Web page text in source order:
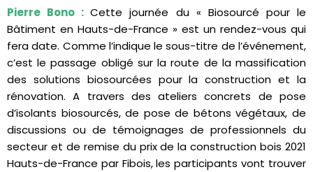
Pierre Bono :Cette journée du « Biosourcé pour le
Bâtiment en Hauts-de-France » est un rendez-vous qui
fera date. Comme l’indique le sous-titre de l’événement,
c’est le passage obligé sur la route de la massification
des solutions biosourcées pour la construction et la
rénovation. A travers des ateliers concrets de pose
d’isolants biosourcés, de pose de bétons végétaux, de
discussions ou de témoignages de professionnels du
secteur et de remise du prix de la construction bois 2021
Hauts-de-France par Fibois, les participants vont trouver